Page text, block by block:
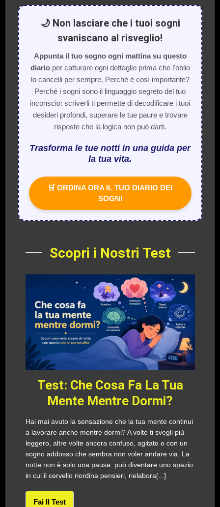
🌙 Non lasciare che i tuoi sogni
svaniscano al risveglio!
Appunta il tuo sogno ogni mattina su questo
diarioper catturare ogni dettaglio prima che l'oblio
lo cancelli per sempre. Perché è così importante?
Perché i sogni sono il linguaggio segreto del tuo
inconscio: scriverli ti permette di decodificare i tuoi
desideri profondi, superare le tue paure e trovare
risposte che la logica non può darti.
Trasforma le tue notti in una guida per
la tua vita.
🛒 ORDINA ORA IL TUO DIARIO DEI
SOGNI
Scopri i Nostri Test
Test: Che Cosa Fa La Tua
Mente Mentre Dormi?
Hai mai avuto la sensazione che la tua mente continui
a lavorare anche mentre dormi? A volte ti svegli più
leggero, altre volte ancora confuso, agitato o con un
sogno addosso che sembra non voler andare via. La
notte non è solo una pausa: può diventare uno spazio
in cui il cervello riordina pensieri, rielabora[...]
Fai Il Test